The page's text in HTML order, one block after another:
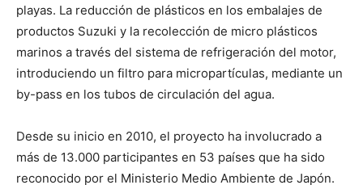
playas. La reducción de plásticos en los embalajes de
productos Suzuki y la recolección de micro plásticos
marinos a través del sistema de refrigeración del motor,
introduciendo un filtro para micropartículas, mediante un
by-pass en los tubos de circulación del agua.
Desde su inicio en 2010, el proyecto ha involucrado a
más de 13.000 participantes en 53 países que ha sido
reconocido por el Ministerio Medio Ambiente de Japón.